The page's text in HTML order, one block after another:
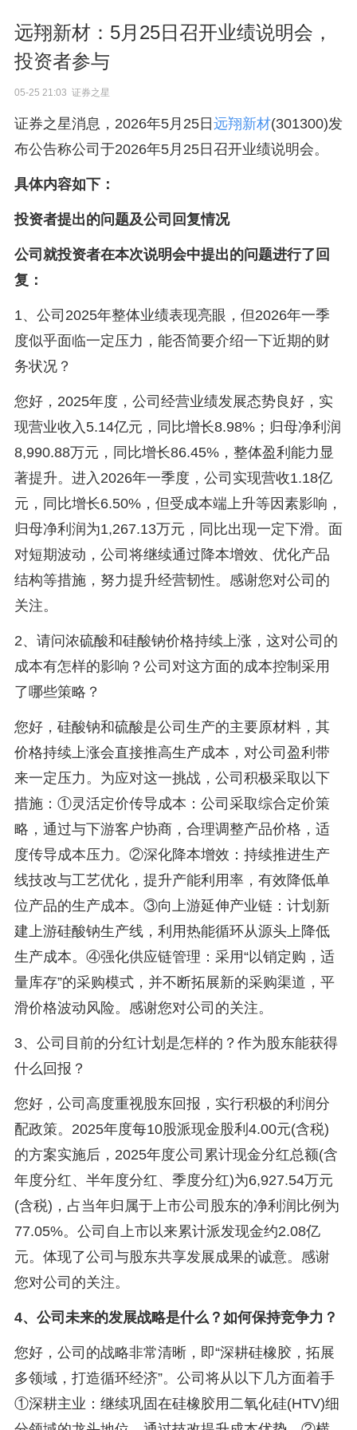
远翔新材：5月25日召开业绩说明会，
投资者参与
05-25 21:03 证券之星
证券之星消息，2026年5月25日 远翔新材(301300)发
布公告称公司于2026年5月25日召开业绩说明会。
具体内容如下：
投资者提出的问题及公司回复情况
公司就投资者在本次说明会中提出的问题进行了回
复：
1、公司2025年整体业绩表现亮眼，但2026年一季
度似乎面临一定压力，能否简要介绍一下近期的财
务状况？
您好，2025年度，公司经营业绩发展态势良好，实
现营业收入5.14亿元，同比增长8.98%；归母净利润
8,990.88万元，同比增长86.45%，整体盈利能力显
著提升。进入2026年一季度，公司实现营收1.18亿
元，同比增长6.50%，但受成本端上升等因素影响，
归母净利润为1,267.13万元，同比出现一定下滑。面
对短期波动，公司将继续通过降本增效、优化产品
结构等措施，努力提升经营韧性。感谢您对公司的
关注。
2、请问浓硫酸和硅酸钠价格持续上涨，这对公司的
成本有怎样的影响？公司对这方面的成本控制采用
了哪些策略？
您好，硅酸钠和硫酸是公司生产的主要原材料，其
价格持续上涨会直接推高生产成本，对公司盈利带
来一定压力。为应对这一挑战，公司积极采取以下
措施：①灵活定价传导成本：公司采取综合定价策
略，通过与下游客户协商，合理调整产品价格，适
度传导成本压力。②深化降本增效：持续推进生产
线技改与工艺优化，提升产能利用率，有效降低单
位产品的生产成本。③向上游延伸产业链：计划新
建上游硅酸钠生产线，利用热能循环从源头上降低
生产成本。④强化供应链管理：采用“以销定购，适
量库存”的采购模式，并不断拓展新的采购渠道，平
滑价格波动风险。感谢您对公司的关注。
3、公司目前的分红计划是怎样的？作为股东能获得
什么回报？
您好，公司高度重视股东回报，实行积极的利润分
配政策。2025年度每10股派现金股利4.00元(含税)
的方案实施后，2025年度公司累计现金分红总额(含
年度分红、半年度分红、季度分红)为6,927.54万元
(含税)，占当年归属于上市公司股东的净利润比例为
77.05%。公司自上市以来累计派发现金约2.08亿
元。体现了公司与股东共享发展成果的诚意。感谢
您对公司的关注。
4、公司未来的发展战略是什么？如何保持竞争力？
您好，公司的战略非常清晰，即“深耕硅橡胶，拓展
多领域，打造循环经济”。公司将从以下几方面着手
①深耕主业：继续巩固在硅橡胶用二氧化硅(HTV)细